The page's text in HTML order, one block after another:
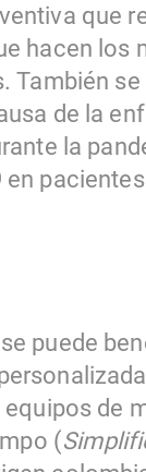
que
hacen los
También
de la
la
en
puede
de
(